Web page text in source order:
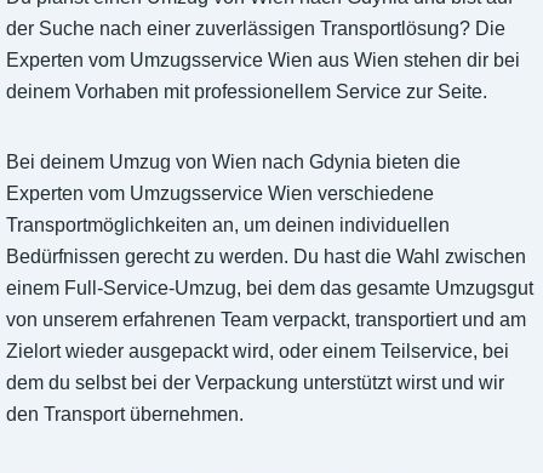
der Suche nach einer zuverlässigen Transportlösung? Die
Experten vom Umzugsservice Wien aus Wien stehen dir bei
deinem Vorhaben mit professionellem Service zur Seite.
Bei deinem Umzug von Wien nach Gdynia bieten die
Experten vom Umzugsservice Wien verschiedene
Transportmöglichkeiten an, um deinen individuellen
Bedürfnissen gerecht zu werden. Du hast die Wahl zwischen
einem Full-Service-Umzug, bei dem das gesamte Umzugsgut
von unserem erfahrenen Team verpackt, transportiert und am
Zielort wieder ausgepackt wird, oder einem Teilservice, bei
dem du selbst bei der Verpackung unterstützt wirst und wir
den Transport übernehmen.